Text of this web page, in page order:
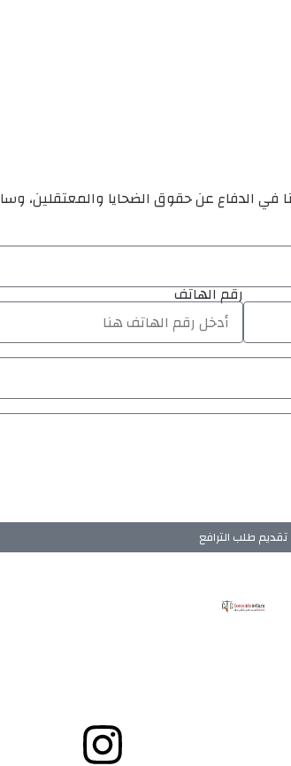
في الدفاع عن حقوق الضحايا والمعتقلين،
رقم الهاتف
تقديم طلب الترافع